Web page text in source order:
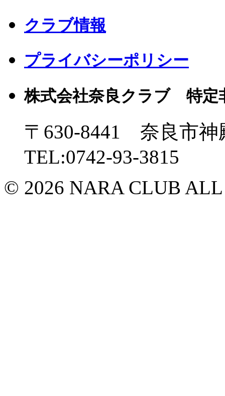
クラブ情報
プライバシーポリシー
株式会社奈良クラブ 特定
〒630-8441 奈良市
TEL:0742-93-3815
© 2026 NARA CLUB ALL